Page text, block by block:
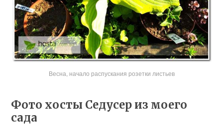
Весна, начало распускания розетки листьев
Фото хосты Седусер из моего
сада